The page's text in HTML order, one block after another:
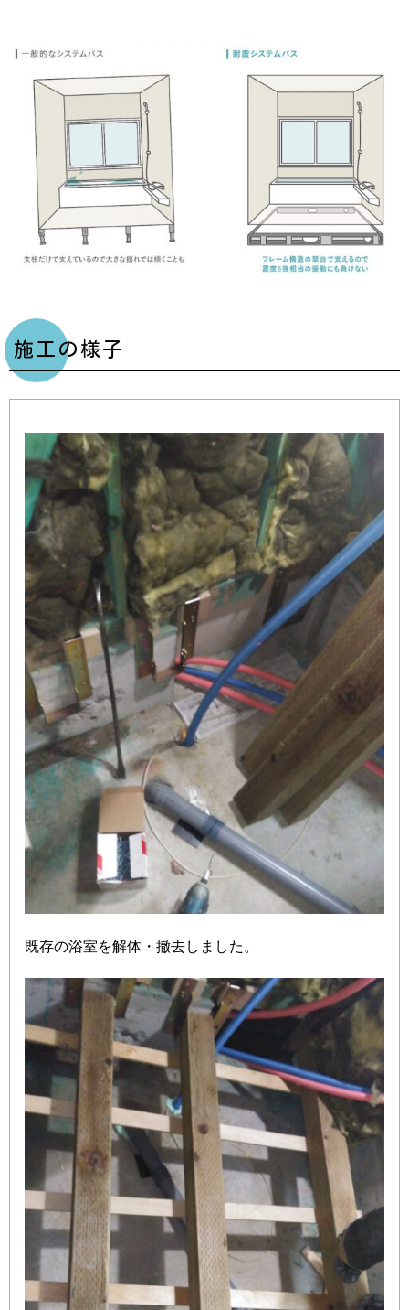
施工の様子
既存の浴室を解体・撤去しました。